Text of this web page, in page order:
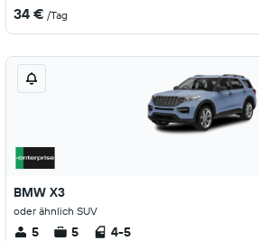
34 € /Tag
BMW X3
oder ähnlich SUV
5 5 4-5